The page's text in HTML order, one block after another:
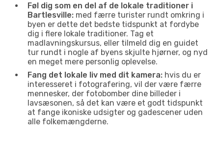
Føl dig som en del af de lokale traditioner i
Bartlesville: med færre turister rundt omkring i
byen er dette det bedste tidspunkt at fordybe
dig i flere lokale traditioner. Tag et
madlavningskursus, eller tilmeld dig en guidet
tur rundt i nogle af byens skjulte hjørner, og nyd
en meget mere personlig oplevelse.
Fang det lokale liv med dit kamera: hvis du er
interesseret i fotografering, vil der være færre
mennesker, der fotobomber dine billeder i
lavsæsonen, så det kan være et godt tidspunkt
at fange ikoniske udsigter og gadescener uden
alle folkemængderne.